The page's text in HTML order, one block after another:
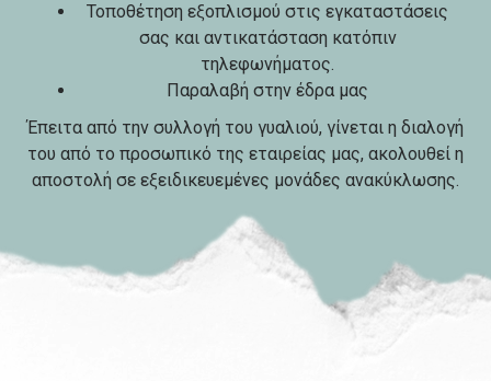
Τοποθέτηση εξοπλισμού στις εγκαταστάσεις
σας και αντικατάσταση κατόπιν
τηλεφωνήματος.
Παραλαβή στην έδρα μας
Έπειτα από την συλλογή του γυαλιού, γίνεται η διαλογή
του από το προσωπικό της εταιρείας μας, ακολουθεί η
αποστολή σε εξειδικευεμένες μονάδες ανακύκλωσης.